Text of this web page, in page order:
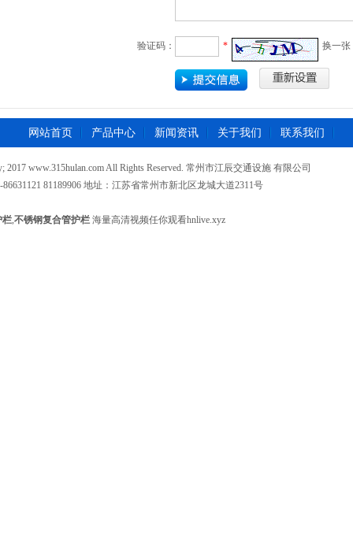
验证码： * 换一张
网站首页 产品中心 新闻资讯 关于我们 联系我们
2017 www.315hulan.com All Rights Reserved. 常州市江辰交通设施 有限公司
81189906 地址：江苏省常州市新北区龙城大道2311号
栏,不锈钢复合管护栏 海量高清视频任你观看hnlive.xyz